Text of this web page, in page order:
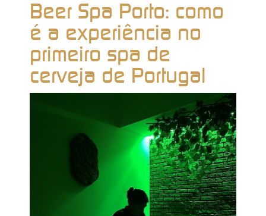
Beer Spa Porto: como
é a experiência no
primeiro spa de
cerveja de Portugal